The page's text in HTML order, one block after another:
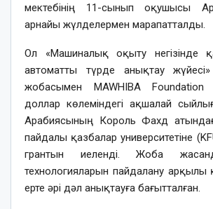
мектебінің 11-сынып оқушысы
арнайы жүлделермен марапатталды.
Ол «Машиналық оқыту негізінде
автоматты түрде анықтау
жобасымен MAWHIBA
доллар көлеміндегі ақшалай
Арабиясының Король Фахд
пайдалы қазбалар университетіне
грантын иеленді. Жоба
технологияларын пайдалану арқылы
ерте әрі дәл анықтауға бағытталған.